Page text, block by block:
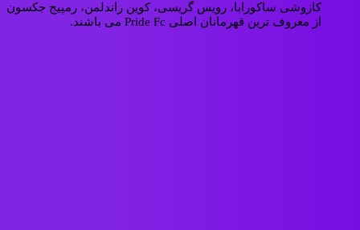
کازوشی ساکورابا، رویس گریسی، کوین راندلمن، رمپیج جکسون
از معروف ترین قهرمانان اصلی Pride Fc می باشند.